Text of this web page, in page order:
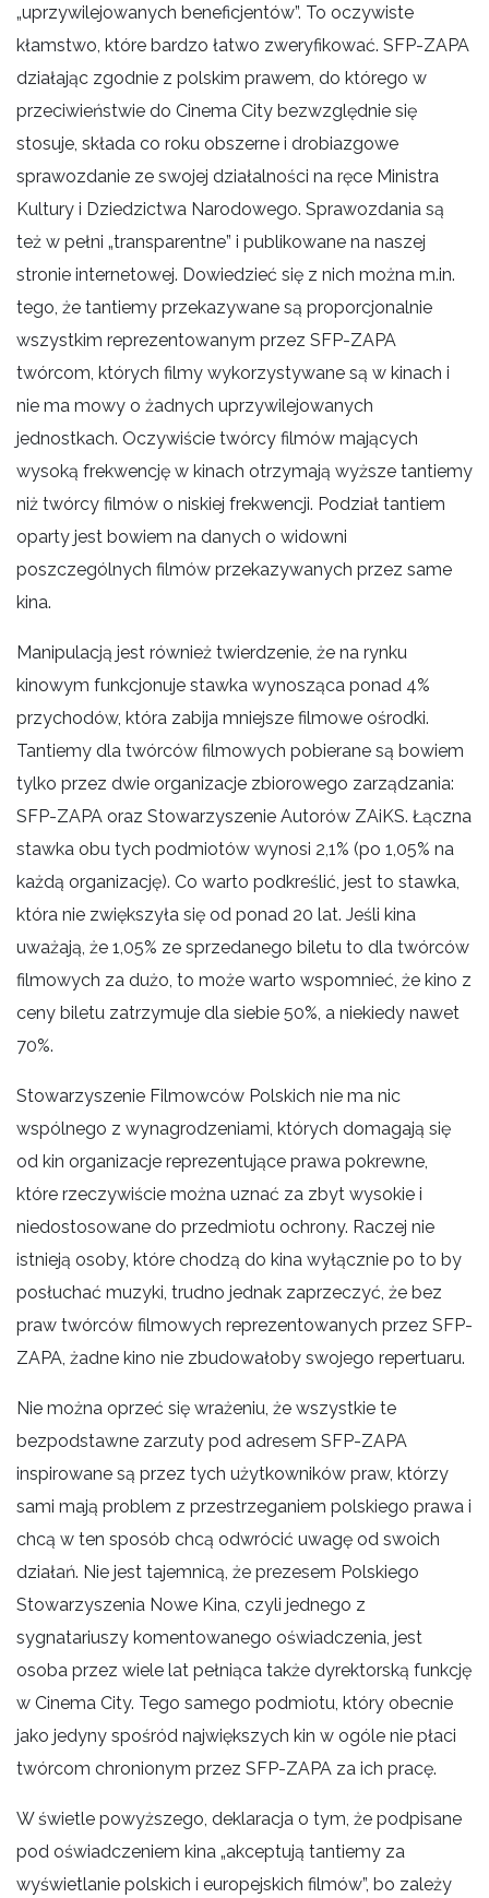
„uprzywilejowanych beneficjentów”. To oczywiste
kłamstwo, które bardzo łatwo zweryfikować. SFP-ZAPA
działając zgodnie z polskim prawem, do którego w
przeciwieństwie do Cinema City bezwzględnie się
stosuje, składa co roku obszerne i drobiazgowe
sprawozdanie ze swojej działalności na ręce Ministra
Kultury i Dziedzictwa Narodowego. Sprawozdania są
też w pełni „transparentne” i publikowane na naszej
stronie internetowej. Dowiedzieć się z nich można m.in.
tego, że tantiemy przekazywane są proporcjonalnie
wszystkim reprezentowanym przez SFP-ZAPA
twórcom, których filmy wykorzystywane są w kinach i
nie ma mowy o żadnych uprzywilejowanych
jednostkach. Oczywiście twórcy filmów mających
wysoką frekwencję w kinach otrzymają wyższe tantiemy
niż twórcy filmów o niskiej frekwencji. Podział tantiem
oparty jest bowiem na danych o widowni
poszczególnych filmów przekazywanych przez same
kina.
Manipulacją jest również twierdzenie, że na rynku
kinowym funkcjonuje stawka wynosząca ponad 4%
przychodów, która zabija mniejsze filmowe ośrodki.
Tantiemy dla twórców filmowych pobierane są bowiem
tylko przez dwie organizacje zbiorowego zarządzania:
SFP-ZAPA oraz Stowarzyszenie Autorów ZAiKS. Łączna
stawka obu tych podmiotów wynosi 2,1% (po 1,05% na
każdą organizację). Co warto podkreślić, jest to stawka,
która nie zwiększyła się od ponad 20 lat. Jeśli kina
uważają, że 1,05% ze sprzedanego biletu to dla twórców
filmowych za dużo, to może warto wspomnieć, że kino z
ceny biletu zatrzymuje dla siebie 50%, a niekiedy nawet
70%.
Stowarzyszenie Filmowców Polskich nie ma nic
wspólnego z wynagrodzeniami, których domagają się
od kin organizacje reprezentujące prawa pokrewne,
które rzeczywiście można uznać za zbyt wysokie i
niedostosowane do przedmiotu ochrony. Raczej nie
istnieją osoby, które chodzą do kina wyłącznie po to by
posłuchać muzyki, trudno jednak zaprzeczyć, że bez
praw twórców filmowych reprezentowanych przez SFP-
ZAPA, żadne kino nie zbudowałoby swojego repertuaru.
Nie można oprzeć się wrażeniu, że wszystkie te
bezpodstawne zarzuty pod adresem SFP-ZAPA
inspirowane są przez tych użytkowników praw, którzy
sami mają problem z przestrzeganiem polskiego prawa i
chcą w ten sposób chcą odwrócić uwagę od swoich
działań. Nie jest tajemnicą, że prezesem Polskiego
Stowarzyszenia Nowe Kina, czyli jednego z
sygnatariuszy komentowanego oświadczenia, jest
osoba przez wiele lat pełniąca także dyrektorską funkcję
w Cinema City. Tego samego podmiotu, który obecnie
jako jedyny spośród największych kin w ogóle nie płaci
twórcom chronionym przez SFP-ZAPA za ich pracę.
W świetle powyższego, deklaracja o tym, że podpisane
pod oświadczeniem kina „akceptują tantiemy za
wyświetlanie polskich i europejskich filmów”, bo zależy